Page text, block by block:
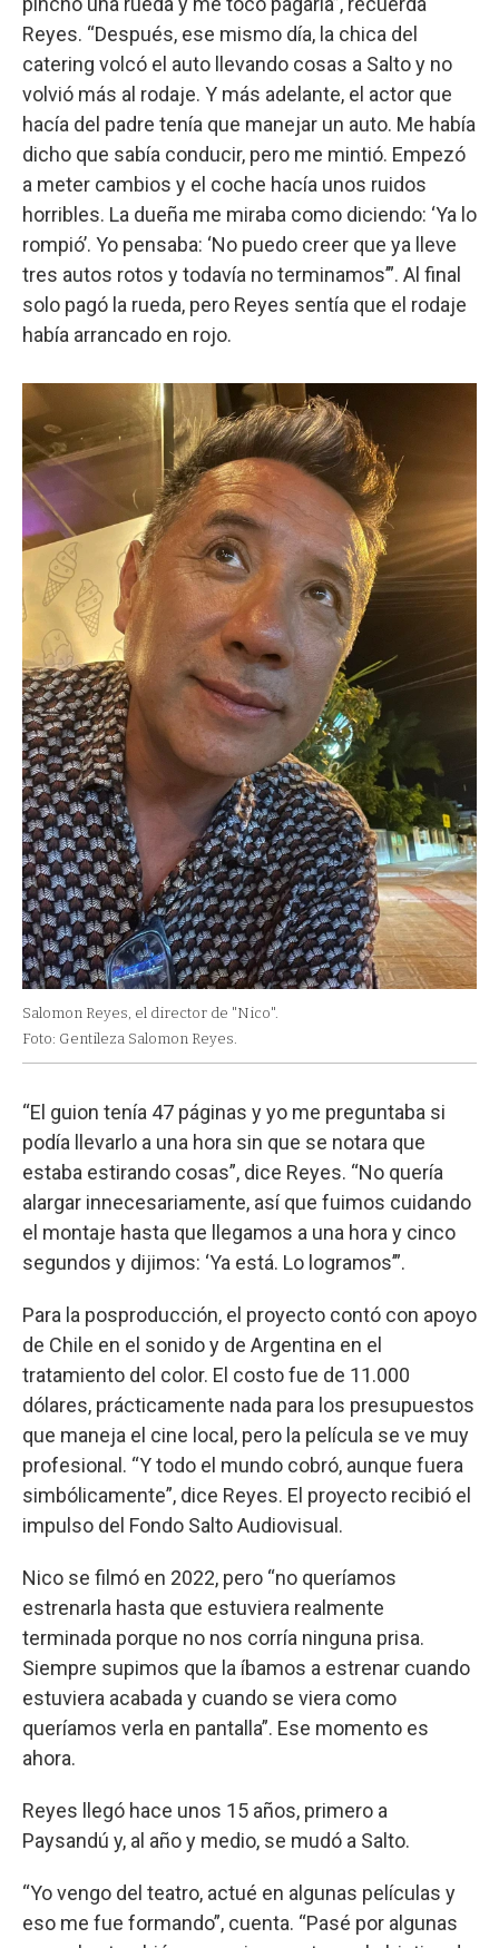
Reyes. “Después, ese mismo día, la chica del
catering volcó el auto llevando cosas a Salto y no
volvió más al rodaje. Y más adelante, el actor que
hacía del padre tenía que manejar un auto. Me había
dicho que sabía conducir, pero me mintió. Empezó
a meter cambios y el coche hacía unos ruidos
horribles. La dueña me miraba como diciendo: ‘Ya lo
rompió’. Yo pensaba: ‘No puedo creer que ya lleve
tres autos rotos y todavía no terminamos’”. Al final
solo pagó la rueda, pero Reyes sentía que el rodaje
había arrancado en rojo.
Salomon Reyes, el director de "Nico".
Foto: Gentileza Salomon Reyes.
“El guion tenía 47 páginas y yo me preguntaba si
podía llevarlo a una hora sin que se notara que
estaba estirando cosas”, dice Reyes. “No quería
alargar innecesariamente, así que fuimos cuidando
el montaje hasta que llegamos a una hora y cinco
segundos y dijimos: ‘Ya está. Lo logramos’”.
Para la posproducción, el proyecto contó con apoyo
de Chile en el sonido y de Argentina en el
tratamiento del color. El costo fue de 11.000
dólares, prácticamente nada para los presupuestos
que maneja el cine local, pero la película se ve muy
profesional. “Y todo el mundo cobró, aunque fuera
simbólicamente”, dice Reyes. El proyecto recibió el
impulso del Fondo Salto Audiovisual.
Nico se filmó en 2022, pero “no queríamos
estrenarla hasta que estuviera realmente
terminada porque no nos corría ninguna prisa.
Siempre supimos que la íbamos a estrenar cuando
estuviera acabada y cuando se viera como
queríamos verla en pantalla”. Ese momento es
ahora.
Reyes llegó hace unos 15 años, primero a
Paysandú y, al año y medio, se mudó a Salto.
“Yo vengo del teatro, actué en algunas películas y
eso me fue formando”, cuenta. “Pasé por algunas